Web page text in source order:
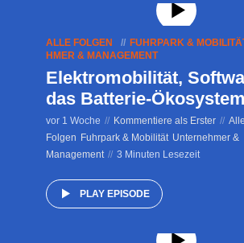
ALLE FOLGEN FUHRPARK &
HMER & MANAGEMENT
Elektromobilität,
das Batterie-Ökosystem
vor 1 Woche Kommentiere als Erster
Alle
Folgen Fuhrpark & Mobilität Unternehmer &
Management
3 Minuten Lesezeit
PLAY EPISODE